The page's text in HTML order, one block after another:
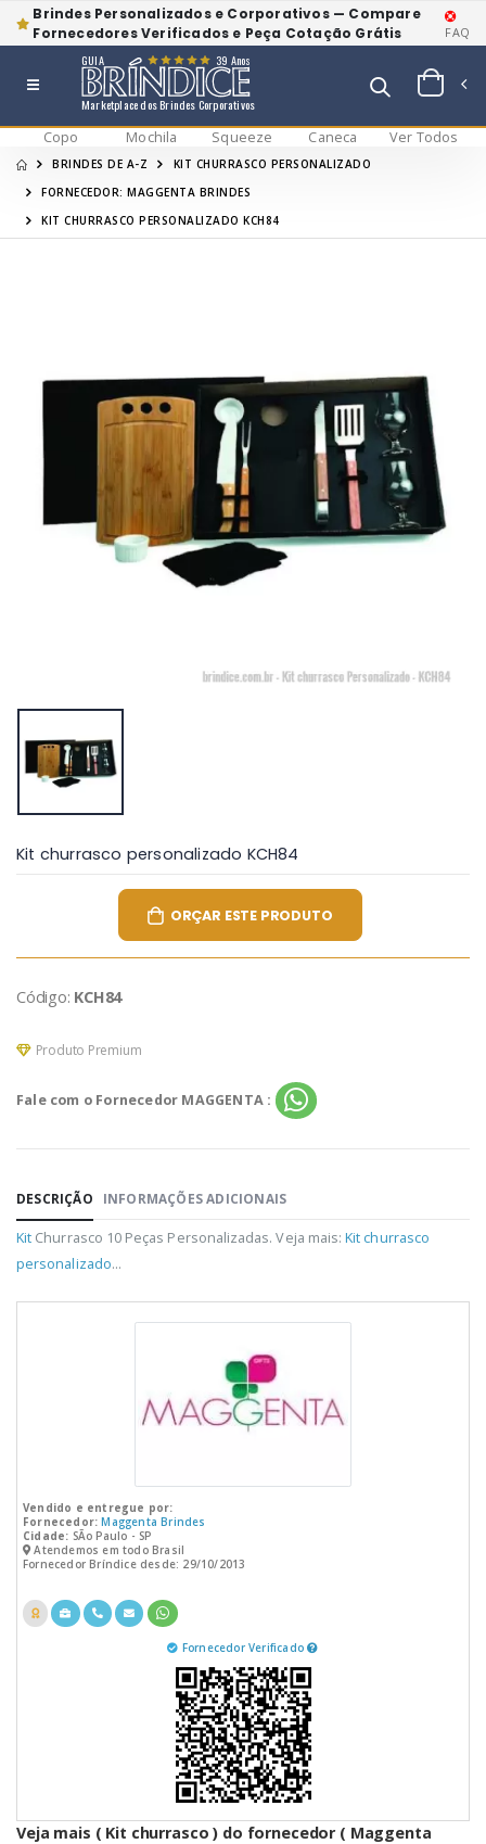
Brindes Personalizados e Corporativos — Compare
Fornecedores Verificados e Peça Cotação Grátis
FAQ
Marketplace dos Brindes Corporativos
GUIA 39 Anos
Copo Mochila Squeeze Caneca Ver Todos
BRINDES DE A-Z
KIT CHURRASCO PERSONALIZADO
FORNECEDOR: MAGGENTA BRINDES
KIT CHURRASCO PERSONALIZADO KCH84
Kit churrasco personalizado KCH84
ORÇAR ESTE PRODUTO
Código: KCH84
Produto Premium
Fale com o Fornecedor MAGGENTA :
DESCRIÇÃO INFORMAÇÕES ADICIONAIS
Kit Churrasco 10 Peças Personalizadas. Veja mais:Kit churrasco
personalizado...
Vendido e entregue por:
Fornecedor: Maggenta Brindes
Cidade: SÃo Paulo - SP
Atendemos em todo Brasil
Fornecedor Bríndice desde: 29/10/2013
Fornecedor Verificado
Veja mais ( Kit churrasco ) do fornecedor ( Maggenta